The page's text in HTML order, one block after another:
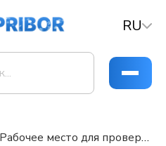
RU
Рабочее место для проверки и наладки ПО АСУ ТП представляет собой современную программно